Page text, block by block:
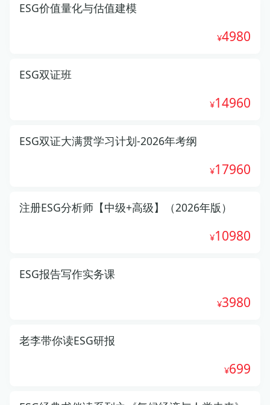
ESG价值量化与估值建模
4980
ESG双证班
14960
ESG双证大满贯学习计划-2026年考纲
17960
注册ESG分析师【中级+高级】（2026年版）
10980
ESG报告写作实务课
3980
老李带你读ESG研报
699